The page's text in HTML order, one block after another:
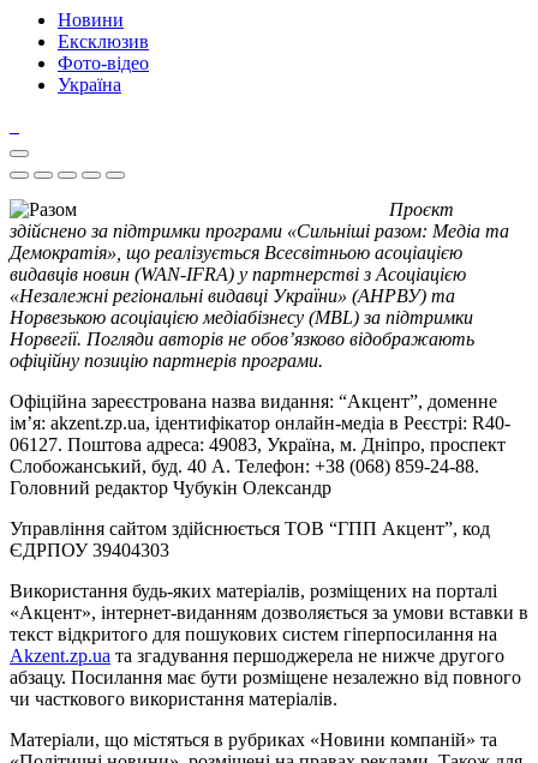
Новини
Ексклюзив
Фото-відео
Україна
Проєкт
здійснено за підтримки програми «Сильніші разом: Медіа та
Демократія», що реалізується Всесвітньою асоціацією
видавців новин (WAN-IFRA) у партнерстві з Асоціацією
«Незалежні регіональні видавці України» (АНРВУ) та
Норвезькою асоціацією медіабізнесу (MBL) за підтримки
Норвегії. Погляди авторів не обов’язково відображають
офіційну позицію партнерів програми.
Офіційна зареєстрована назва видання: “Акцент”, доменне
ім’я: akzent.zp.ua, ідентифікатор онлайн-медіа в Реєстрі: R40-
06127. Поштова адреса: 49083, Україна, м. Дніпро, проспект
Слобожанський, буд. 40 А. Телефон: +38 (068) 859-24-88.
Головний редактор Чубукін Олександр
Управління сайтом здійснюється ТОВ “ГПП Акцент”, код
ЄДРПОУ 39404303
Використання будь-яких матеріалів, розміщених на порталі
«Акцент», інтернет-виданням дозволяється за умови вставки в
текст відкритого для пошукових систем гіперпосилання на
Akzent.zp.ua та згадування першоджерела не нижче другого
абзацу. Посилання має бути розміщене незалежно від повного
чи часткового використання матеріалів.
Матеріали, що містяться в рубриках «Новини компаній» та